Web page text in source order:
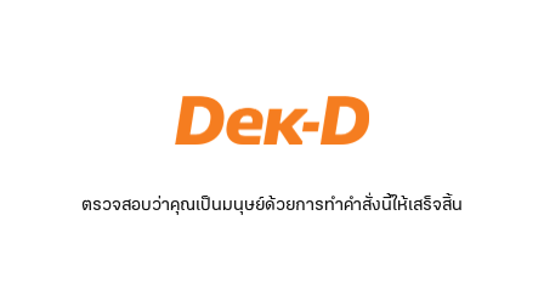
ตรวจสอบว่าคุณเป็นมนุษย์ด้วยการทำคำสั่งนี้ให้เสร็จสิ้น